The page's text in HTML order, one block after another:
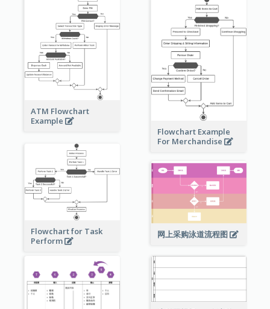
ATM Flowchart
Example
Flowchart Example
For Merchandise
Flowchart for Task
Perform
网上采购泳道流程图